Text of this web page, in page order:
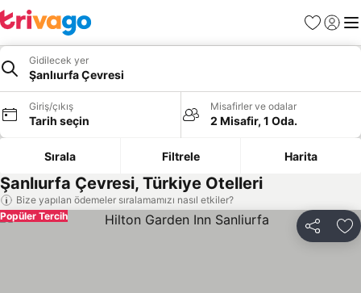
Favoriler
Giriş
Gidilecek yer
Şanlıurfa Çevresi
Giriş/çıkış
Tarih seçin
Misafirler ve odalar
2 Misafir, 1 Oda.
Sırala Filtrele Harita
Şanlıurfa Çevresi, Türkiye Otelleri
Bize yapılan ödemeler sıralamamızı nasıl etkiler?
Paylaş
Popüler Tercih